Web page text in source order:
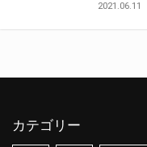
2021.06.11
カテゴリー